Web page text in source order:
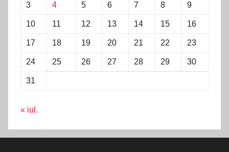
3 4 5 6 7 8 9
10 11 12 13 14 15 16
17 18 19 20 21 22 23
24 25 26 27 28 29 30
31
« iul.